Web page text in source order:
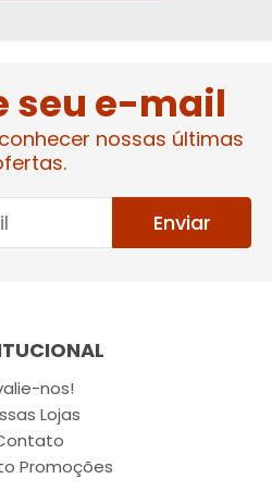
seu e-mail
nossas últimas
Enviar
nos!
Lojas
Promoções